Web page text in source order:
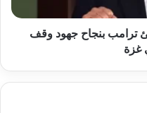
ترامب بنجاح جهود وقف
غزة